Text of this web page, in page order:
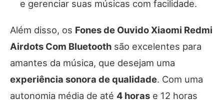
e gerenciar suas músicas com facilidade.
Além disso, os Fones de Ouvido Xiaomi Redmi
Airdots Com Bluetooth são excelentes para
amantes da música, que desejam uma
experiência sonora de qualidade. Com uma
autonomia média de até 4 horas e 12 horas